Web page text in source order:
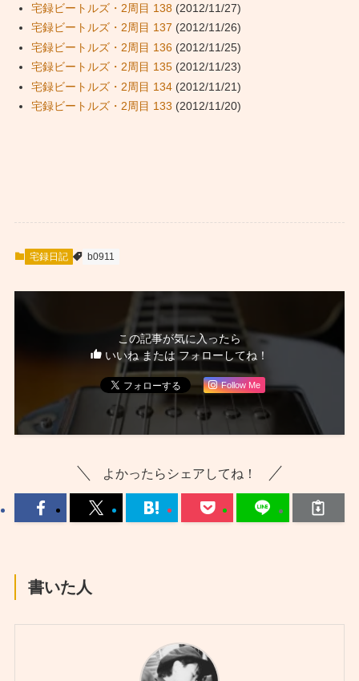
宅録ビートルズ・2周目 138 (2012/11/27)
宅録ビートルズ・2周目 137 (2012/11/26)
宅録ビートルズ・2周目 136(2012/11/25)
宅録ビートルズ・2周目 135(2012/11/23)
宅録ビートルズ・2周目 134(2012/11/21)
宅録ビートルズ・2周目 133 (2012/11/20)
宅録日記 b0911
この記事が気に入ったら
いいね または フォローしてね！
Follow Me
よかったらシェアしてね！
書いた人